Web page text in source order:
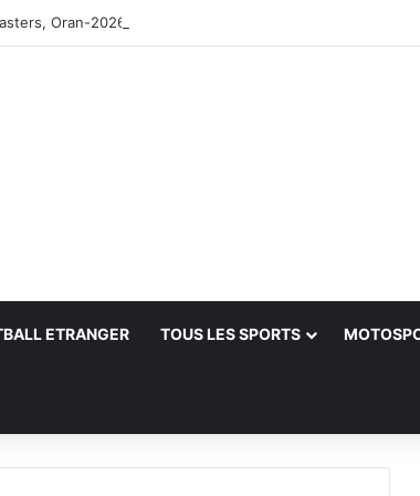
Oran-2026 — Le CRB s’adjuge le titre
ETRANGER TOUS LES SPORTS